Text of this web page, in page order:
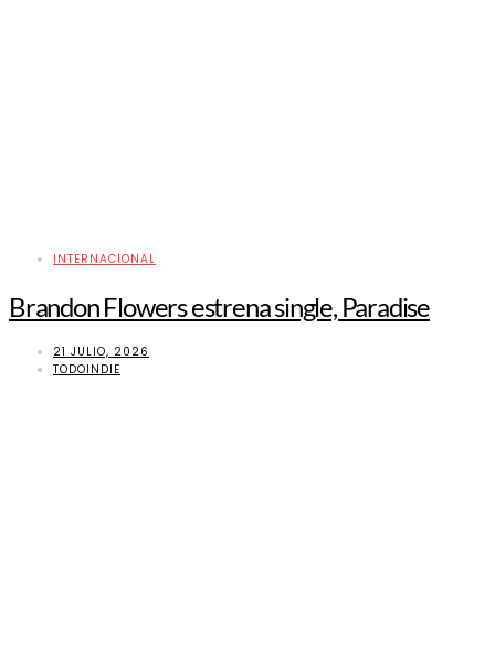
INTERNACIONAL
Brandon Flowers estrena single, Paradise
21 JULIO, 2026
TODOINDIE